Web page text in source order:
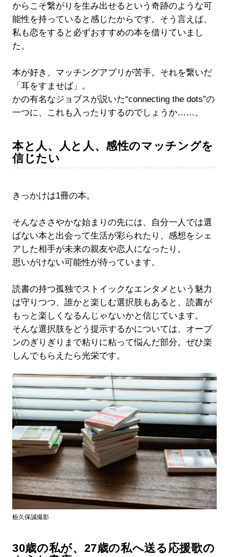
からこそ繋がりを生み出せるという奇跡のような可
能性を持っていると感じたからです。そう言えば、
私も恋をすると必ずおすすめの本を借りていまし
た。
本が好き、マッチングアプリが苦手。それを繋いだ
「耳をすませば」。
かの有名なジョブスが説いた“connecting the dots”の
一つに、これも入ったりするのでしょうか……。
本と人、人と人、感性のマッチングを
信じたい
きっかけは1冊の本。
そんなささやかな始まりの先には、自分一人では選
ばない本と出会って生活が彩られたり、感想をシェ
アした相手が未来の親友や恋人になったり。
思いがけない可能性が待っています。
読書の持つ孤独でストイックなエンタメという魅力
は守りつつ、誰かと楽しむ選択肢もあると、読書が
もっと楽しくなるんじゃないかと信じています。
そんな選択肢をどう提示するかについては、オープ
ンのぎりぎりまで粘りに粘って悩んだ部分。ぜひ楽
しんでもらえたら光栄です。
栃久保誠撮影
30歳の私が、27歳の私へ送る応援歌の